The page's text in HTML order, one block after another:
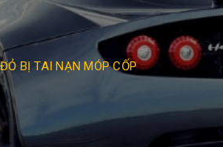
BỊ TAI NẠN MÓP CỐP